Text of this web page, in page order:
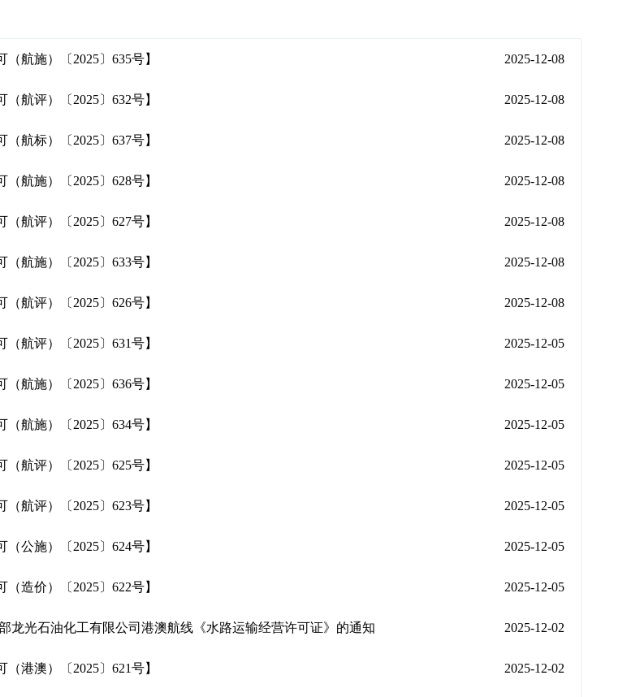
航施）〔2025〕635号】 2025-12-08
航评）〔2025〕632号】 2025-12-08
航标）〔2025〕637号】 2025-12-08
航施）〔2025〕628号】 2025-12-08
航评）〔2025〕627号】 2025-12-08
航施）〔2025〕633号】 2025-12-08
航评）〔2025〕626号】 2025-12-08
航评）〔2025〕631号】 2025-12-05
航施）〔2025〕636号】 2025-12-05
航施）〔2025〕634号】 2025-12-05
航评）〔2025〕625号】 2025-12-05
航评）〔2025〕623号】 2025-12-05
公施）〔2025〕624号】 2025-12-05
造价）〔2025〕622号】 2025-12-05
龙光石油化工有限公司港澳航线《水路运输经营许可证》的通知 2025-12-02
港澳）〔2025〕621号】 2025-12-02